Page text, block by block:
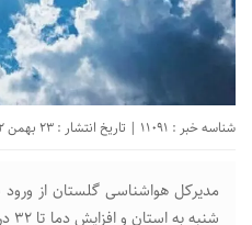
شناسه خبر : 11091 | تاریخ انتشار : 23 بهمن 1402 - 11:19 |
مدیرکل هواشناسی گلستان از
شنبه به استان و افزایش دما تا ۳۲ درجه سانتیگراد خبرداد.